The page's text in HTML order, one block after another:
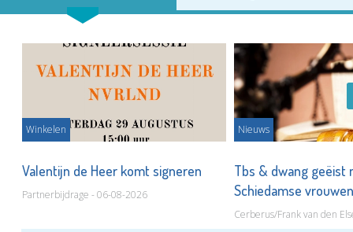
Winkelen
Valentijn de Heer komt signeren
Partnerbijdrage - 06-08-2026
Nieuws
Tbs & dwang geëist
Schiedamse
Cerberus/Frank van den